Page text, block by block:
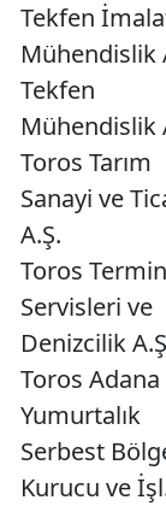
Tekfen
Mühendislik
Tekfen
Mühendislik
Toros Tarım
Sanayi ve
A.Ş.
Toros
Servisleri ve
Denizcilik
Toros Adana
Yumurtalık
Serbest
Kurucu ve